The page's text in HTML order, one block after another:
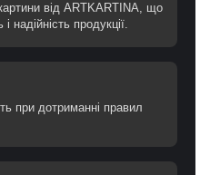
картини від ARTKARTINA, що
надійність продукції.
при дотриманні правил